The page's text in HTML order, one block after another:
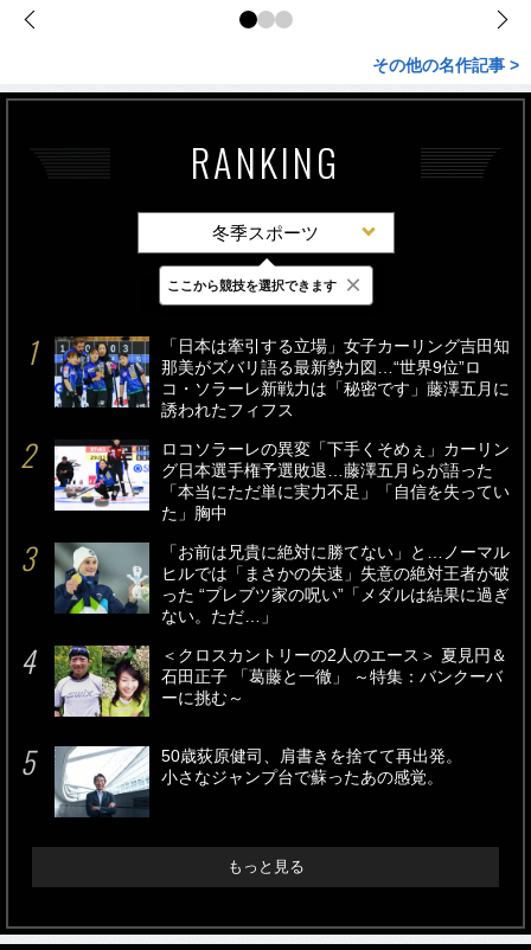
その他の名作記事 >
RANKING
冬季スポーツ
最新 24時間 週間
「日本は牽引する立場」女子カーリング吉田知
那美がズバリ語る最新勢力図…“世界9位”ロ
コ・ソラーレ新戦力は「秘密です」藤澤五月に
誘われたフィフス
ロコソラーレの異変「下手くそめぇ」カーリン
グ日本選手権予選敗退…藤澤五月らが語った
「本当にただ単に実力不足」「自信を失ってい
た」胸中
「お前は兄貴に絶対に勝てない」と…ノーマル
ヒルでは「まさかの失速」失意の絶対王者が破
った “プレブツ家の呪い”「メダルは結果に過ぎ
ない。ただ…」
＜クロスカントリーの2人のエース＞ 夏見円＆
石田正子 「葛藤と一徹」 ～特集：バンクーバ
ーに挑む～
50歳荻原健司、肩書きを捨てて再出発。
小さなジャンプ台で蘇ったあの感覚。
もっと見る
ここから競技を選択できます ×